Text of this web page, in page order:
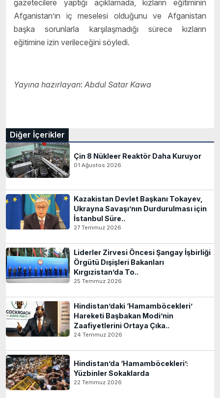
gazetecilere yaptığı açıklamada, kızların eğitiminin
Afganistan’ın iç meselesi olduğunu ve Afganistan
başka sorunlarla karşılaşmadığı sürece kızların
eğitimine izin verileceğini söyledi.
Yayına hazırlayan: Abdul Satar Kawa
Diğer İçerikler
Çin 8 Nükleer Reaktör Daha Kuruyor
01 Ağustos 2026
Kazakistan Devlet Başkanı Tokayev,
Ukrayna Savaşı’nın Durdurulması için
İstanbul Süre..
27 Temmuz 2026
Liderler Zirvesi Öncesi Şangay İşbirliği
Örgütü Dışişleri Bakanları
Kırgızistan’da To..
25 Temmuz 2026
Hindistan’daki ‘Hamamböcekleri’
Hareketi Başbakan Modi’nin
Zaafiyetlerini Ortaya Çıka..
24 Temmuz 2026
Hindistan’da ‘Hamamböcekleri’:
Yüzbinler Sokaklarda
22 Temmuz 2026